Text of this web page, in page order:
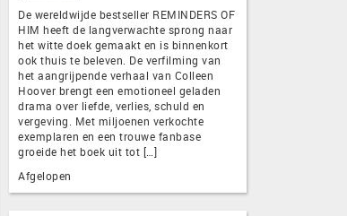
De wereldwijde bestseller REMINDERS OF
HIM heeft de langverwachte sprong naar
het witte doek gemaakt en is binnenkort
ook thuis te beleven. De verfilming van
het aangrijpende verhaal van Colleen
Hoover brengt een emotioneel geladen
drama over liefde, verlies, schuld en
vergeving. Met miljoenen verkochte
exemplaren en een trouwe fanbase
groeide het boek uit tot […]
Afgelopen